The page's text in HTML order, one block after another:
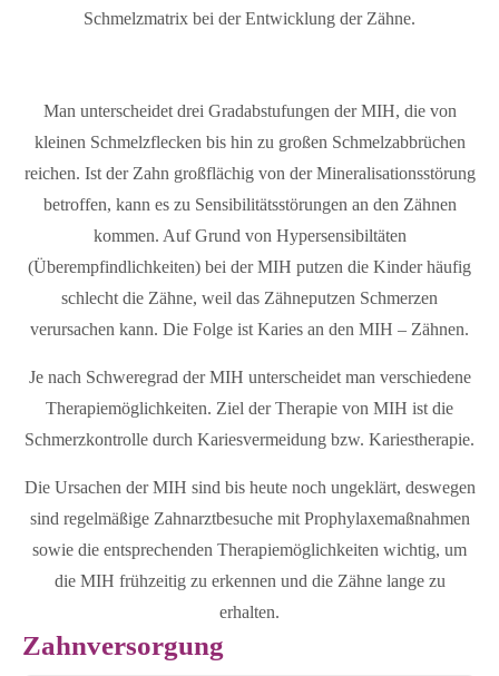
Schmelzmatrix bei der Entwicklung der Zähne.
Man unterscheidet drei Gradabstufungen der MIH, die von
kleinen Schmelzflecken bis hin zu großen Schmelzabbrüchen
reichen. Ist der Zahn großflächig von der Mineralisationsstörung
betroffen, kann es zu Sensibilitätsstörungen an den Zähnen
kommen. Auf Grund von Hypersensibiltäten
(Überempfindlichkeiten) bei der MIH putzen die Kinder häufig
schlecht die Zähne, weil das Zähneputzen Schmerzen
verursachen kann. Die Folge ist Karies an den MIH – Zähnen.
Je nach Schweregrad der MIH unterscheidet man verschiedene
Therapiemöglichkeiten. Ziel der Therapie von MIH ist die
Schmerzkontrolle durch Kariesvermeidung bzw. Kariestherapie.
Die Ursachen der MIH sind bis heute noch ungeklärt, deswegen
sind regelmäßige Zahnarztbesuche mit Prophylaxemaßnahmen
sowie die entsprechenden Therapiemöglichkeiten wichtig, um
die MIH frühzeitig zu erkennen und die Zähne lange zu
erhalten.
Zahnversorgung